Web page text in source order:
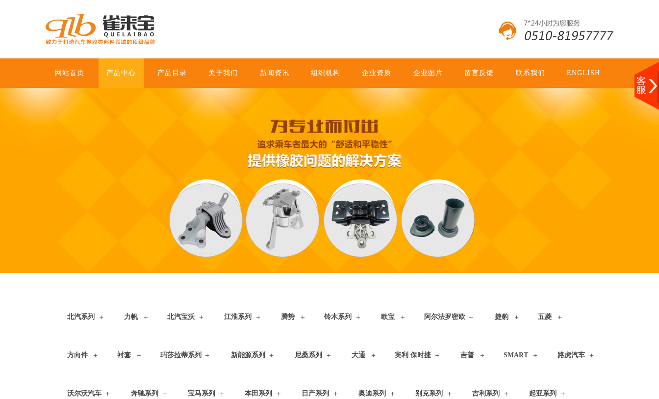
网站首页 产品中心 产品目录 关于我们 新闻资讯 组织机构 企业资质 企业图片 留言反馈 联系我们 ENGLISH
北汽系列 力帆 北汽宝沃 江淮系列 腾势 铃木系列 欧宝 阿尔法罗密欧 捷豹 五菱
方向件 衬套 玛莎拉蒂系列 新能源系列 尼桑系列 大通 宾利 保时捷 吉普 SMART 路虎汽车
沃尔沃汽车 奔驰系列 宝马系列 本田系列 日产系列 奥迪系列 别克系列 吉利系列 起亚系列